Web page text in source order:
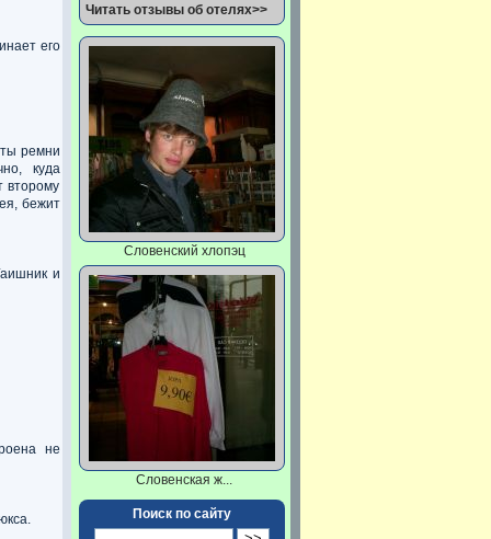
его
ремни
куда
второму
бежит
и
не
Читать отзывы об отелях>>
Словенский хлопэц
Словенская ж...
Поиск по сайту